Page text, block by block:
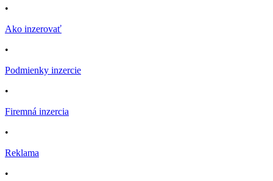
•
Ako inzerovať
•
Podmienky inzercie
•
Firemná inzercia
•
Reklama
•